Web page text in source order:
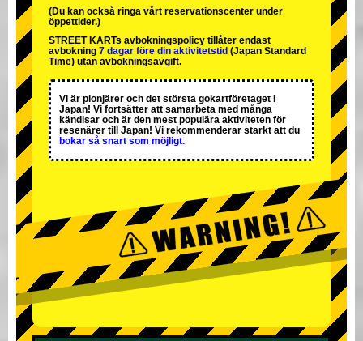
(Du kan också ringa vårt reservationscenter under
öppettider.)
STREET KARTs avbokningspolicy tillåter endast
avbokning 7 dagar före din aktivitetstid (Japan Standard
Time) utan avbokningsavgift.
Vi är pionjärer och det största gokartföretaget i
Japan! Vi fortsätter att samarbeta med många
kändisar och är den mest populära aktiviteten för
resenärer till Japan! Vi rekommenderar starkt att du
bokar så snart som möjligt.